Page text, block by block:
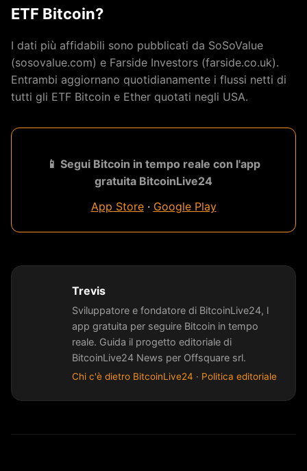
ETF Bitcoin?
I dati più affidabili sono pubblicati da SoSoValue
(sosovalue.com) e Farside Investors (farside.co.uk).
Entrambi aggiornano quotidianamente i flussi netti di
tutti gli ETF Bitcoin e Ether quotati negli USA.
📱 Segui Bitcoin in tempo reale con l'app
gratuita BitcoinLive24
App Store· Google Play
Trevis
Sviluppatore e fondatore di BitcoinLive24, l
app gratuita per seguire Bitcoin in tempo
reale. Guida il progetto editoriale di
BitcoinLive24 News per Offsquare srl.
Chi c'è dietro BitcoinLive24 · Politica editoriale